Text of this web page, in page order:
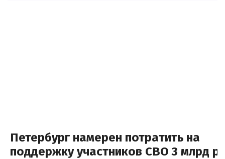
Петербург намерен потратить на
поддержку участников СВО 3 млрд